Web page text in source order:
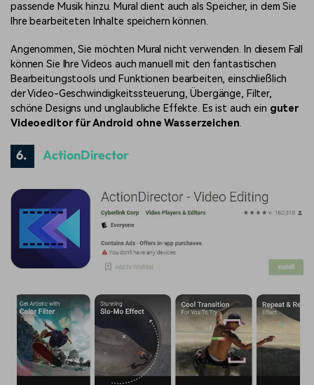
passende Musik hinzu. Mural dient auch als Speicher, in dem Sie
Ihre bearbeiteten Inhalte speichern können.
Angenommen, Sie möchten Mural nicht verwenden. In diesem Fall
können Sie Ihre Videos auch manuell mit den fantastischen
Bearbeitungstools und Funktionen bearbeiten, einschließlich
der Video-Geschwindigkeitssteuerung, Übergänge, Filter,
schöne Designs und unglaubliche Effekte. Es ist auch ein guter
Videoeditor für Android ohne Wasserzeichen.
6. ActionDirector